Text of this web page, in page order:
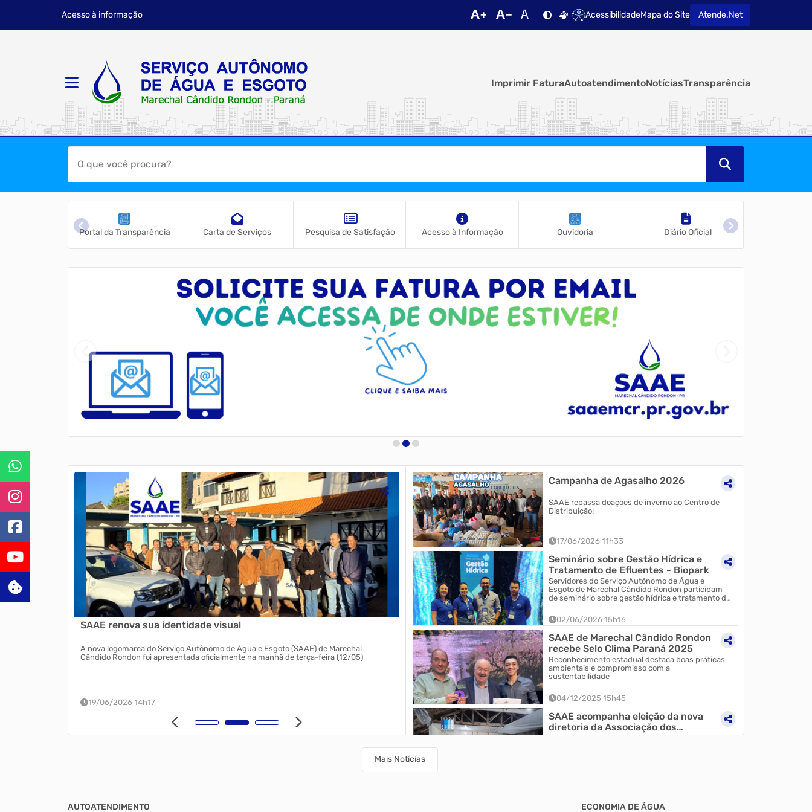
Acesso à informação AcessibilidadeMapa do Site Atende.Net
Imprimir FaturaAutoatendimentoNotíciasTransparência
Portal da Transparência Carta de Serviços Pesquisa de Satisfação Acesso à Informação Ouvidoria Diário Oficial
SAAE renova sua identidade visual
A nova logomarca do Serviço Autônomo de Água e Esgoto (SAAE) de Marechal
Cândido Rondon foi apresentada oficialmente na manhã de terça-feira (12/05)
19/06/2026 14h17
Visita técnica dos vereadores rondonenses à nova ETA do SAAE
MCR
Vereadores rondonenses realizam visita técnica à ETA para conhecer obras e
investimentos do SAAE MCR
18/06/2026 14h44
Marechal
Saneamento
Marechal Cândido
Campanha de Agasalho 2026
SAAE repassa doações de inverno ao Centro de
Distribuição!
17/06/2026 11h33
Seminário sobre Gestão Hídrica e
Tratamento de Efluentes - Biopark
Servidores do Serviço Autônomo de Água e
Esgoto de Marechal Cândido Rondon participam
de seminário sobre gestão hídrica e tratamento de
02/06/2026 15h16
SAAE de Marechal Cândido Rondon
recebe Selo Clima Paraná 2025
Reconhecimento estadual destaca boas práticas
ambientais e compromisso com a
sustentabilidade
04/12/2025 15h45
SAAE acompanha eleição da nova
diretoria da Associação dos
Usuários do Sistema d...
SAAE realiza reunião de alinhamento com a
novos Guardiões da Água e premia
Mais Notícias
AUTOATENDIMENTO ECONOMIA DE ÁGUA